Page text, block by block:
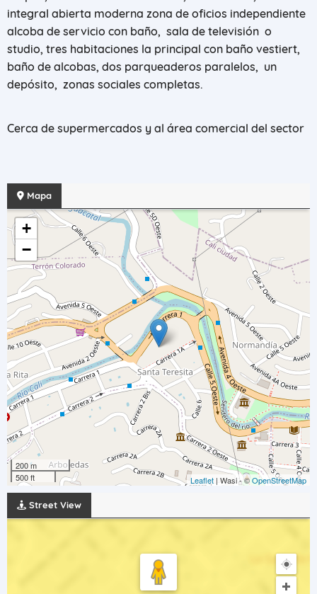
integral abierta moderna zona de oficios independiente
alcoba de servicio con baño, sala de televisión o
studio, tres habitaciones la principal con baño vestiert,
baño de alcobas, dos parqueaderos paralelos, un
depósito, zonas sociales completas.
Cerca de supermercados y al área comercial del sector
Mapa
+
−
200 m
500 ft
Leaflet | Wasi - ©OpenStreetMap
Street View